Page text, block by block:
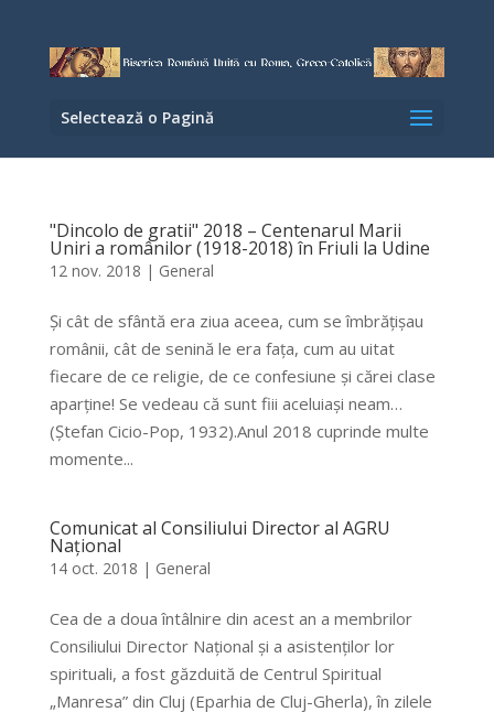
Selectează o Pagină
"Dincolo de gratii" 2018 – Centenarul Marii
Uniri a românilor (1918-2018) în Friuli la Udine
12 nov. 2018 | General
Și cât de sfântă era ziua aceea, cum se îmbrățișau
românii, cât de senină le era fața, cum au uitat
fiecare de ce religie, de ce confesiune și cărei clase
aparține! Se vedeau că sunt fiii aceluiași neam…
(Ștefan Cicio-Pop, 1932).Anul 2018 cuprinde multe
momente...
Comunicat al Consiliului Director al AGRU
Național
14 oct. 2018 | General
Cea de a doua întâlnire din acest an a membrilor
Consiliului Director Național și a asistenților lor
spirituali, a fost găzduită de Centrul Spiritual
„Manresa” din Cluj (Eparhia de Cluj-Gherla), în zilele